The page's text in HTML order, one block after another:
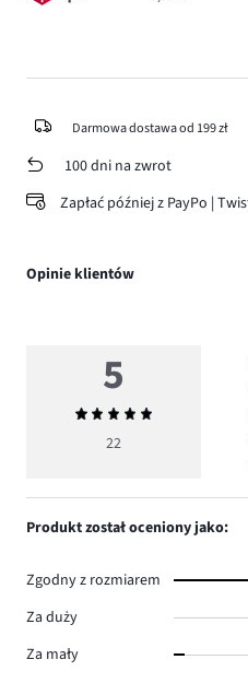
Darmowa dostawa od 199 zł
100 dni na zwrot
Zapłać później z PayPo |
Opinie klientów
5
Średnia
ocena
22
Produkt został oceniony jako:
Zgodny z rozmiarem
Za duży
Za mały